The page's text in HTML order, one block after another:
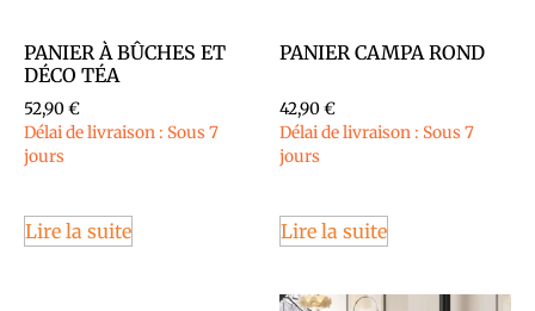
PANIER À BÛCHES ET
DÉCO TÉA
52,90€
Délai de livraison : Sous 7
jours
Lire la suite
PANIER CAMPA ROND
42,90€
Délai de livraison : Sous 7
jours
Lire la suite